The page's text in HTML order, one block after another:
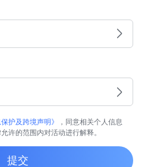
保护及跨境声明》
，同意相关个人信息
许的范围内对活动进行解释。
提交